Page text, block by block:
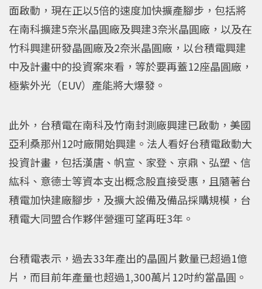
面啟動，現在正以5倍的速度加快擴產腳步，包括將
在南科擴建5奈米晶圓廠及興建3奈米晶圓廠，以及在
竹科興建研發晶圓廠及2奈米晶圓廠，以台積電興建
中及計畫中的投資案來看，等於要再蓋12座晶圓廠，
極紫外光（EUV）產能將大爆發。
此外，台積電在南科及竹南封測廠興建已啟動，美國
亞利桑那州12吋廠開始興建。法人看好台積電啟動大
投資計畫，包括漢唐、帆宣、家登、京鼎、弘塑、信
紘科、意德士等資本支出概念股直接受惠，且隨著台
積電加快建廠腳步，及擴大設備及備品採購規模，台
積電大同盟合作夥伴營運可望再旺3年。
台積電表示，過去33年產出的晶圓片數量已超過1億
片，而目前年產量也超過1,300萬片12吋約當晶圓。